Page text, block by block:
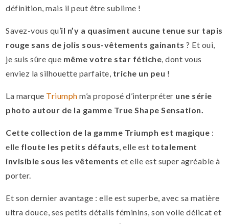
définition, mais il peut être sublime !
Savez-vous qu’il n’y a quasiment aucune tenue sur tapis
rouge sans de jolis sous-vêtements gainants ? Et oui,
je suis sûre que même votre star fétiche, dont vous
enviez la silhouette parfaite, triche un peu !
La marque Triumph m’a proposé d’interpréter une série
photo autour de la gamme True Shape Sensation.
Cette collection de la gamme Triumph est magique :
elle floute les petits défauts, elle est totalement
invisible sous les vêtements et elle est super agréable à
porter.
Et son dernier avantage : elle est superbe, avec sa matière
ultra douce, ses petits détails féminins, son voile délicat et